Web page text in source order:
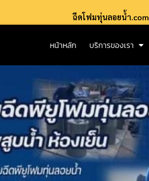
ฉีดโฟมทุ่นลอยน้ำ.com
หน้าหลัก บริการของเรา